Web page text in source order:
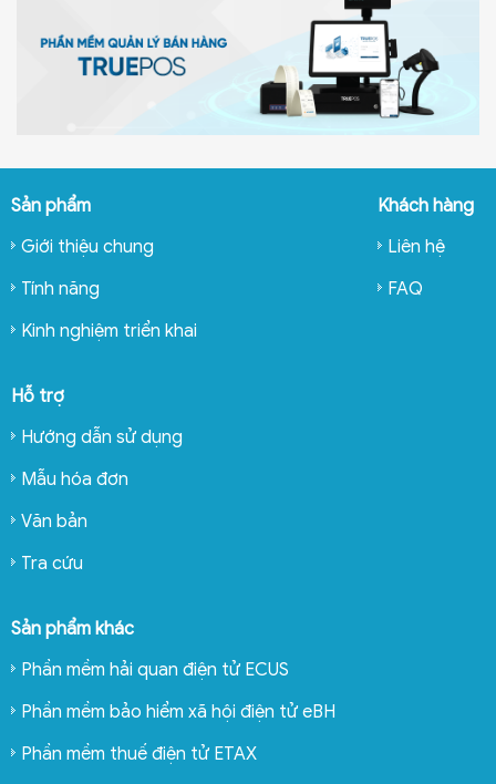
Sản phẩm
Giới thiệu chung
Tính năng
Kinh nghiệm triển khai
Khách hàng
Liên hệ
FAQ
Hỗ trợ
Hướng dẫn sử dụng
Mẫu hóa đơn
Văn bản
Tra cứu
Sản phẩm khác
Phần mềm hải quan điện tử ECUS
Phần mềm bảo hiểm xã hội điện tử eBH
Phần mềm thuế điện tử ETAX